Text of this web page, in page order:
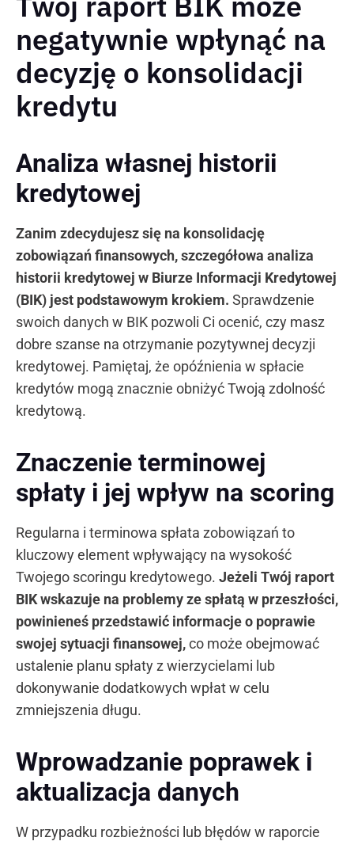
negatywnie wpłynąć na
decyzję o konsolidacji
kredytu
Analiza własnej historii
kredytowej
Zanim zdecydujesz się na konsolidację
zobowiązań finansowych, szczegółowa analiza
historii kredytowej w Biurze Informacji Kredytowej
(BIK) jest podstawowym krokiem. Sprawdzenie
swoich danych w BIK pozwoli Ci ocenić, czy masz
dobre szanse na otrzymanie pozytywnej decyzji
kredytowej. Pamiętaj, że opóźnienia w spłacie
kredytów mogą znacznie obniżyć Twoją zdolność
kredytową.
Znaczenie terminowej
spłaty i jej wpływ na scoring
Regularna i terminowa spłata zobowiązań to
kluczowy element wpływający na wysokość
Twojego scoringu kredytowego. Jeżeli Twój raport
BIK wskazuje na problemy ze spłatą w przeszłości,
powinieneś przedstawić informacje o poprawie
swojej sytuacji finansowej,co może obejmować
ustalenie planu spłaty z wierzycielami lub
dokonywanie dodatkowych wpłat w celu
zmniejszenia długu.
Wprowadzanie poprawek i
aktualizacja danych
W przypadku rozbieżności lub błędów w raporcie